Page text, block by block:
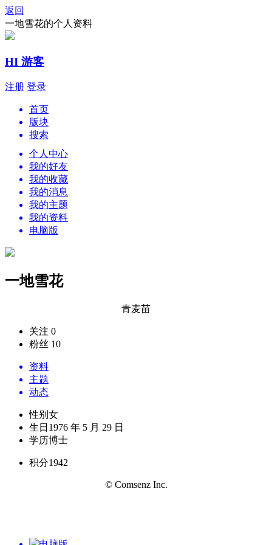
返回
一地雪花的个人资料
HI 游客
注册 登录
首页
版块
搜索
个人中心
我的好友
我的收藏
我的消息
我的主题
我的资料
电脑版
一地雪花
青麦苗
关注 0
粉丝 10
资料
主题
动态
性别 女
生日 1976 年 5 月 29 日
学历博士
积分1942
© Comsenz Inc.